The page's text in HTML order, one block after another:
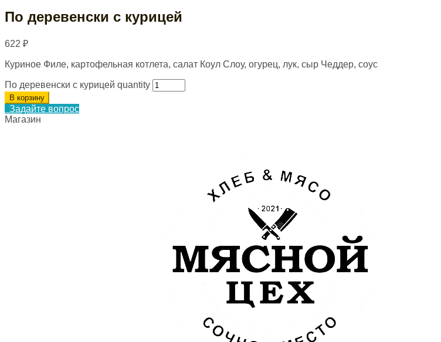
По деревенски с курицей
622 ₽
Куриное Филе, картофельная котлета, салат Коул Слоу, огурец, лук, сыр Чеддер, соус
По деревенски с курицей quantity
В корзину
Задайте вопрос
Магазин